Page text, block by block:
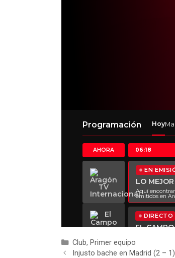
Club, Primer equipo
Injusto bache en Madrid (2 – 1)